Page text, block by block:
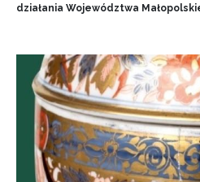
działania Województwa